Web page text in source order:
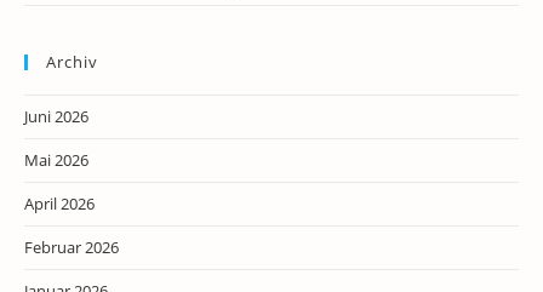
Archiv
Juni 2026
Mai 2026
April 2026
Februar 2026